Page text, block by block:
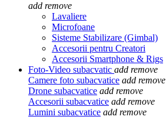
add remove
Lavaliere
Microfoane
Sisteme Stabilizare (Gimbal)
Accesorii pentru Creatori
Accesorii Smartphone & Rigs
Foto-Video subacvatic add remove
Camere foto subacvatice add remove
Drone subacvatice add remove
Accesorii subacvatice add remove
Lumini subacvatice add remove